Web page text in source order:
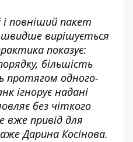
повніший пакет
вирішується
показує:
більшість
протягом одного-
ігнорує надані
без чіткого
вже привід для
Дарина Косінова.